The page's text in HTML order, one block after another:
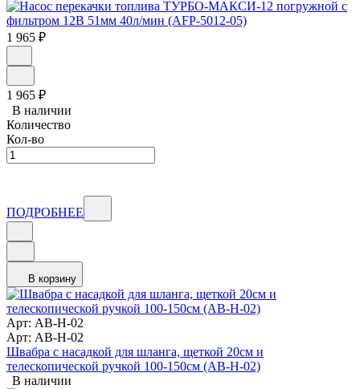
1 965 ₽
1 965 ₽
В наличии
Количество
Кол-во
ПОДРОБНЕЕ
В корзину
Арт: AB-H-02
Арт: AB-H-02
Швабра с насадкой для шланга, щеткой 20см и
телескопической ручкой 100-150см (AB-H-02)
В наличии